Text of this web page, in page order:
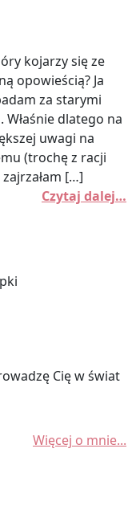
kojarzy się ze
opowieścią? Ja
za starymi
dlatego na
uwagi na
(trochę z racji
[…]
Czytaj dalej…
Cię w świat
Więcej o mnie...